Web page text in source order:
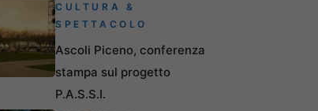
CULTURA &
SPETTACOLO
Ascoli Piceno, conferenza
stampa sul progetto
P.A.S.S.I.